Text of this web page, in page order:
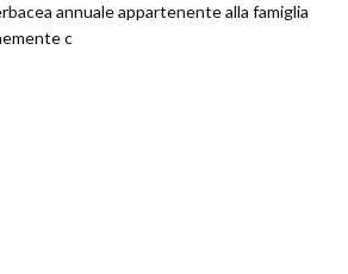
annuale appartenente alla famiglia
c